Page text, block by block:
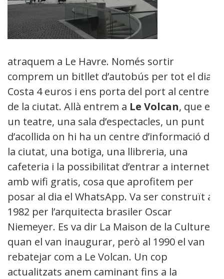
atraquem a Le Havre. Només sortir
comprem un bitllet d’autobús per tot el dia.
Costa 4 euros i ens porta del port al centre
de la ciutat. Allà entrem a Le Volcan, que es
un teatre, una sala d’espectacles, un punt
d’acollida on hi ha un centre d’informació de
la ciutat, una botiga, una llibreria, una
cafeteria i la possibilitat d’entrar a internet
amb wifi gratis, cosa que aprofitem per
posar al dia el WhatsApp. Va ser construït al
1982 per l’arquitecta brasiler Oscar
Niemeyer. Es va dir La Maison de la Culture
quan el van inaugurar, però al 1990 el van
rebatejar com a Le Volcan. Un cop
actualitzats anem caminant fins a la